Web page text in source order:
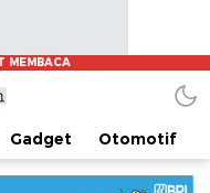
Gadget Otomotif